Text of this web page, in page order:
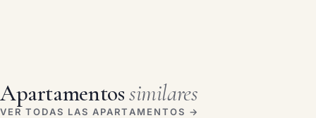
Apartamentossimilares
VER TODAS LAS APARTAMENTOS →